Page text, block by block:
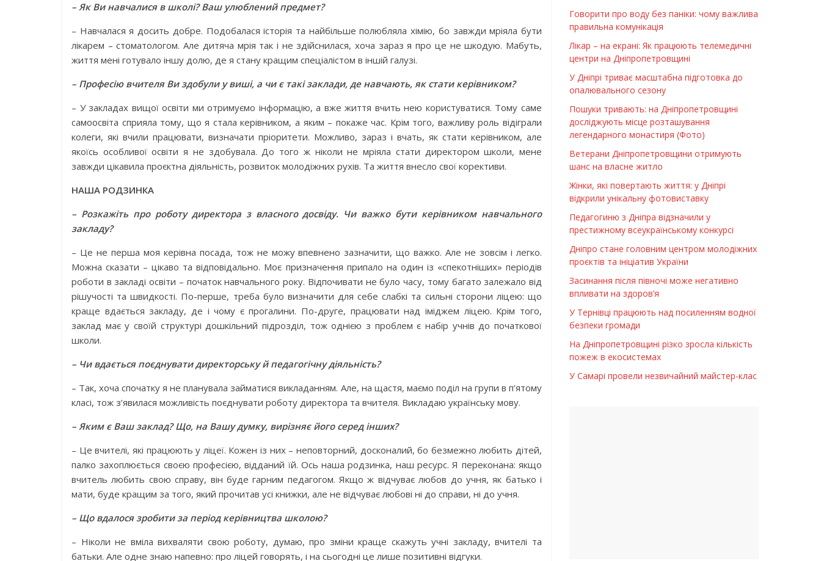
– Як Ви навчалися в школі? Ваш улюблений предмет?
– Навчалася я досить добре. Подобалася історія та найбільше полюбляла хімію, бо завжди мріяла бути
лікарем – стоматологом. Але дитяча мрія так і не здійснилася, хоча зараз я про це не шкодую. Мабуть,
життя мені готувало іншу долю, де я стану кращим спеціалістом в іншій галузі.
– Професію вчителя Ви здобули у виші, а чи є такі заклади, де навчають, як стати керівником?
– У закладах вищої освіти ми отримуємо інформацію, а вже життя вчить нею користуватися. Тому саме
самоосвіта сприяла тому, що я стала керівником, а яким – покаже час. Крім того, важливу роль відіграли
колеги, які вчили працювати, визначати пріоритети. Можливо, зараз і вчать, як стати керівником, але
якоїсь особливої освіти я не здобувала. До того ж ніколи не мріяла стати директором школи, мене
завжди цікавила проєктна діяльність, розвиток молодіжних рухів. Та життя внесло свої корективи.
НАША РОДЗИНКА
– Розкажіть про роботу директора з власного досвіду. Чи важко бути керівником навчального
закладу?
– Це не перша моя керівна посада, тож не можу впевнено зазначити, що важко. Але не зовсім і легко.
Можна сказати – цікаво та відповідально. Моє призначення припало на один із «спекотніших» періодів
роботи в закладі освіти – початок навчального року. Відпочивати не було часу, тому багато залежало від
рішучості та швидкості. По-перше, треба було визначити для себе слабкі та сильні сторони ліцею: що
краще вдається закладу, де і чому є прогалини. По-друге, працювати над іміджем ліцею. Крім того,
заклад має у своїй структурі дошкільний підрозділ, тож однією з проблем є набір учнів до початкової
школи.
– Чи вдається поєднувати директорську й педагогічну діяльність?
– Так, хоча спочатку я не планувала займатися викладанням. Але, на щастя, маємо поділ на групи в п’ятому
класі, тож з’явилася можливість поєднувати роботу директора та вчителя. Викладаю українську мову.
– Яким є Ваш заклад? Що, на Вашу думку, вирізняє його серед інших?
– Це вчителі, які працюють у ліцеї. Кожен із них – неповторний, досконалий, бо безмежно любить дітей,
палко захоплюється своєю професією, відданий їй. Ось наша родзинка, наш ресурс. Я переконана: якщо
вчитель любить свою справу, він буде гарним педагогом. Якщо ж відчуває любов до учня, як батько і
мати, буде кращим за того, який прочитав усі книжки, але не відчуває любові ні до справи, ні до учня.
– Що вдалося зробити за період керівництва школою?
– Ніколи не вміла вихваляти свою роботу, думаю, про зміни краще скажуть учні закладу, вчителі та
батьки. Але одне знаю напевно: про ліцей говорять, і на сьогодні це лише позитивні відгуки.
Говорити про воду без паніки: чому важлива
правильна комунікація
Лікар – на екрані: Як працюють телемедичні
центри на Дніпропетровщині
У Дніпрі триває масштабна підготовка до
опалювального сезону
Пошуки тривають: на Дніпропетровщині
досліджують місце розташування
легендарного монастиря (Фото)
Ветерани Дніпропетровщини отримують
шанс на власне житло
Жінки, які повертають життя: у Дніпрі
відкрили унікальну фотовиставку
Педагогиню з Дніпра відзначили у
престижному всеукраїнському конкурсі
Дніпро стане головним центром молодіжних
проєктів та ініціатив України
Засинання після півночі може негативно
впливати на здоров’я
У Тернівці працюють над посиленням водної
безпеки громади
На Дніпропетровщині різко зросла кількість
пожеж в екосистемах
У Самарі провели незвичайний майстер-клас